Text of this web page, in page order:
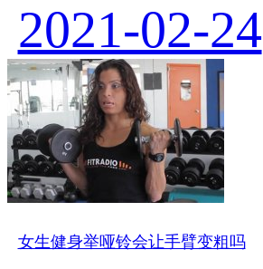
2021-02-24
女生健身举哑铃会让手臂变粗吗